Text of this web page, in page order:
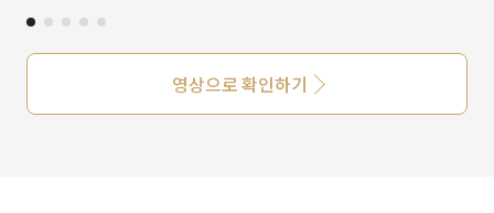
영상으로 확인하기